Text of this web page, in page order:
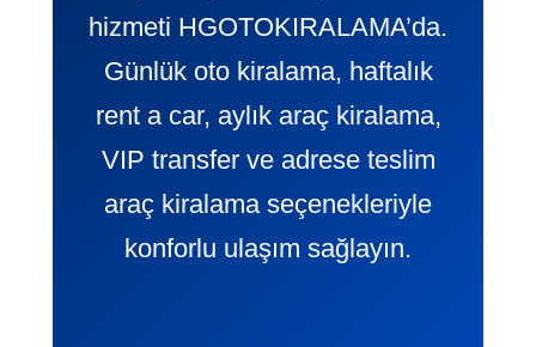
hizmeti HGOTOKIRALAMA’da.
Günlük oto kiralama, haftalık
rent a car, aylık araç kiralama,
VIP transfer ve adrese teslim
araç kiralama seçenekleriyle
konforlu ulaşım sağlayın.